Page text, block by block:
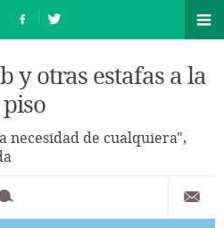
y otras estafas a la
necesidad de cualquiera",